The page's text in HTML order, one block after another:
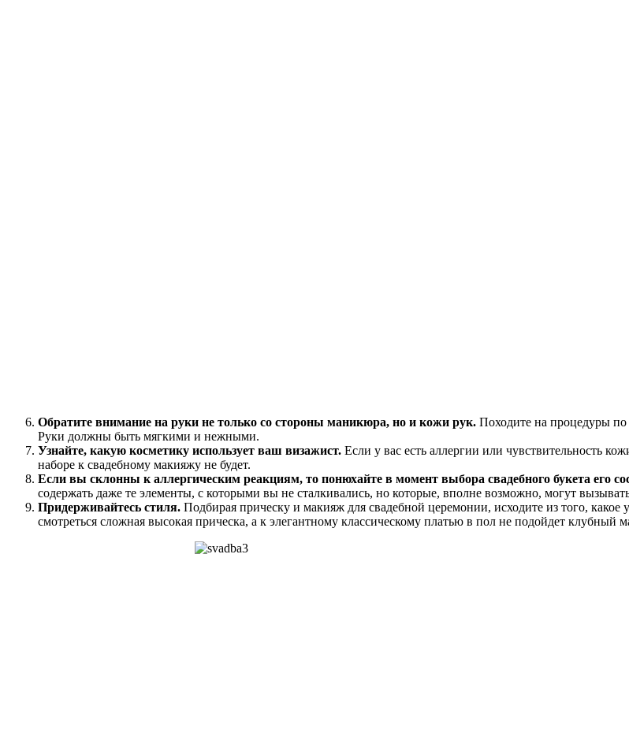
Обратите внимание на руки не только со стороны маникюра, но и кожи рук. Походите на процедуры
Руки должны быть мягкими и нежными.
Узнайте, какую косметику использует ваш визажист. Если у вас есть аллергии или чувствительность
наборе к свадебному макияжу не будет.
Если вы склонны к аллергическим реакциям, то понюхайте в момент выбора свадебного букета его
содержать даже те элементы, с которыми вы не сталкивались, но которые, вполне возможно, могут
Придерживайтесь стиля. Подбирая прическу и макияж для свадебной церемонии, исходите из того,
смотреться сложная высокая прическа, а к элегантному классическому платью в пол не подойдет клубный